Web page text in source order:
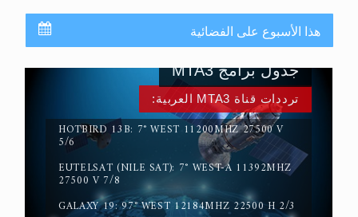
حقيقة المسيح الدجال
هذا الأسبوع على الفضائية
ترددات قناة MTA3 العربية:
HOTBIRD 13B: 7° WEST 11200MHZ 27500 V
5/6
EUTELSAT (NILE SAT): 7° WEST-A 11392MHZ
27500 V 7/8
GALAXY 19: 97° WEST 12184MHZ 22500 H 2/3
جدول برامج MTA3